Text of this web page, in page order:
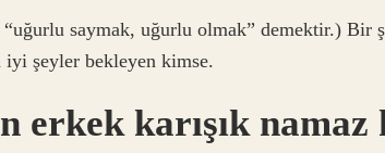
iyi şeyler bekleyen kimse.
erkek karışık